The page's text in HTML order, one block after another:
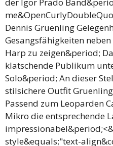
Dennis Gruenling
Gesangsfähigkeiten
Harp zu zeigen&period;
klatschende Publikum
Solo&period; An dieser
stilsichere Outfit
Passend zum Leoparden
Mikro die entsprechende
style&equals;"text-